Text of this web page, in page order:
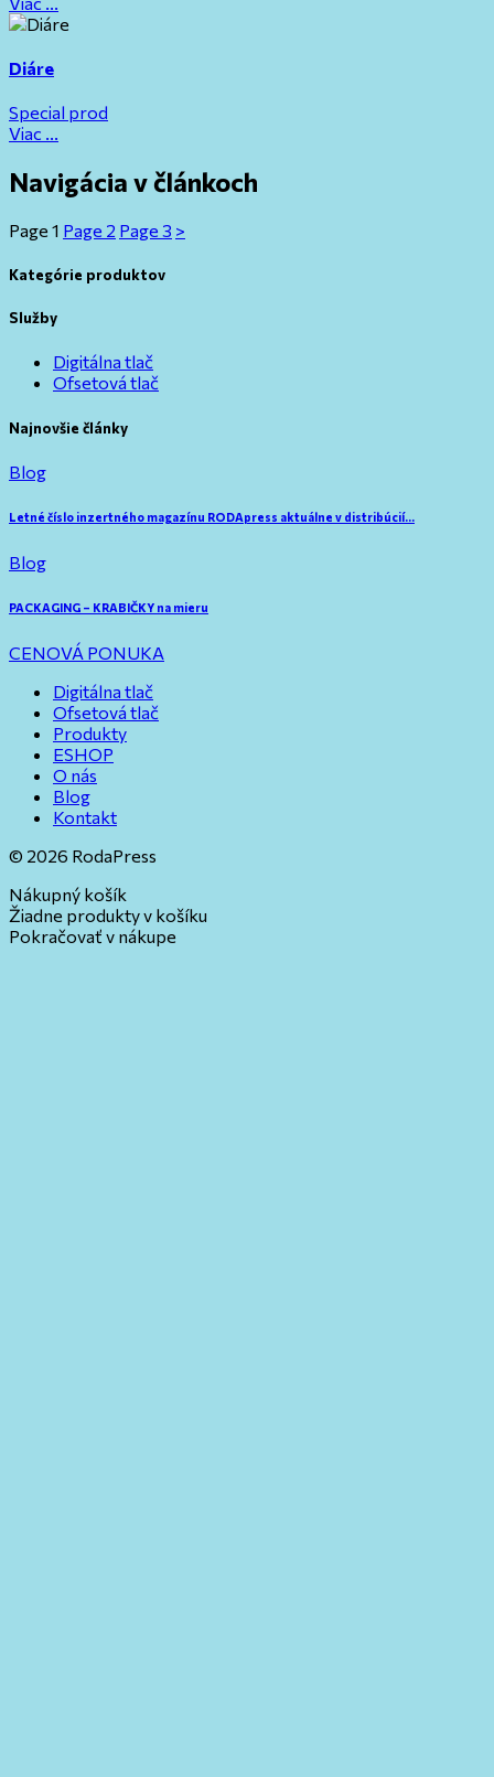
Diáre
Special prod
Viac ...
Navigácia v článkoch
Page 1 Page 2 Page 3 >
Kategórie produktov
Služby
Digitálna tlač
Ofsetová tlač
Najnovšie články
Blog
Letné číslo inzertného magazínu RODApress aktuálne v distribúcií…
Blog
PACKAGING – KRABIČKY na mieru
CENOVÁ PONUKA
Digitálna tlač
Ofsetová tlač
Produkty
ESHOP
O nás
Blog
Kontakt
© 2026 RodaPress
Nákupný košík
Žiadne produkty v košíku
Pokračovať v nákupe